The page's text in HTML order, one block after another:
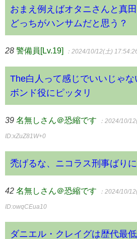
おまえ例えばオタニさんと真
どっちがハンサムだと思う？
28 警備員[Lv.19] ：2024/10/12(土)
The白人って感じでいいじゃな
ボンド役にピッタリ
39 名無しさん＠恐縮です ：2024/10/
ID:xZuZ81W+0
禿げるな、ニコラス刑事ばりに
42 名無しさん＠恐縮です ：2024/10/
ID:owqCEua10
ダニエル・クレイグは歴代最